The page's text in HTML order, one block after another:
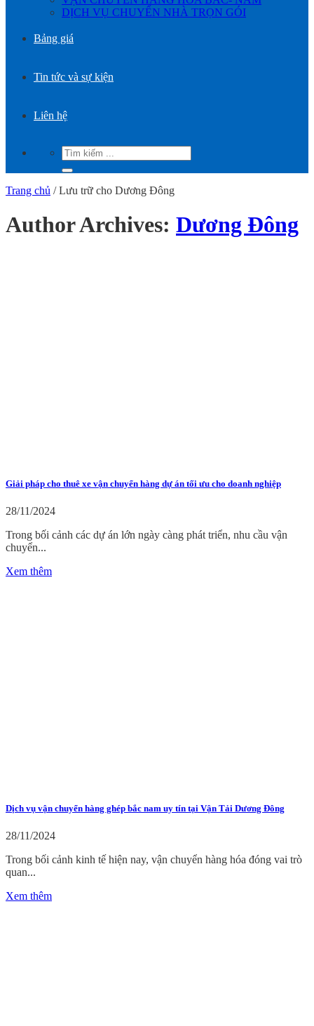
DỊCH VỤ CHUYỂN NHÀ TRỌN GÓI
Bảng giá
Tin tức và sự kiện
Liên hệ
Trang chủ /Lưu trữ cho Dương Đông
Author Archives: Dương Đông
Giải pháp cho thuê xe vận chuyển hàng dự án tối ưu cho doanh nghiệp
28/11/2024
Trong bối cảnh các dự án lớn ngày càng phát triển, nhu cầu vận
chuyển...
Xem thêm
Dịch vụ vận chuyển hàng ghép bắc nam uy tín tại Vận Tải Dương Đông
28/11/2024
Trong bối cảnh kinh tế hiện nay, vận chuyển hàng hóa đóng vai trò
quan...
Xem thêm